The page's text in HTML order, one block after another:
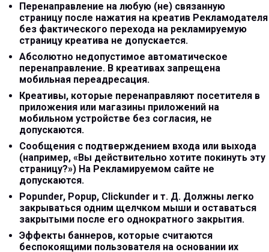
Перенаправление на любую (не) связанную
страницу после нажатия на креатив Рекламодателя
без фактического перехода на рекламируемую
страницу креатива не допускается.
Абсолютно недопустимое автоматическое
перенаправление. В креативах запрещена
мобильная переадресация.
Креативы, которые перенаправляют посетителя в
приложения или магазины приложений на
мобильном устройстве без согласия, не
допускаются.
Сообщения с подтверждением входа или выхода
(например, «Вы действительно хотите покинуть эту
страницу?») На Рекламируемом сайте не
допускаются.
Popunder, Popup, Clickunder и т. Д. Должны легко
закрываться одним щелчком мыши и оставаться
закрытыми после его однократного закрытия.
Эффекты баннеров, которые считаются
беспокоящими пользователя на основании их